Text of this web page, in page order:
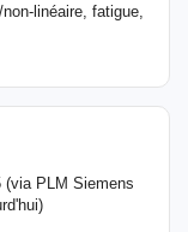
linéaire, fatigue,
(via PLM Siemens